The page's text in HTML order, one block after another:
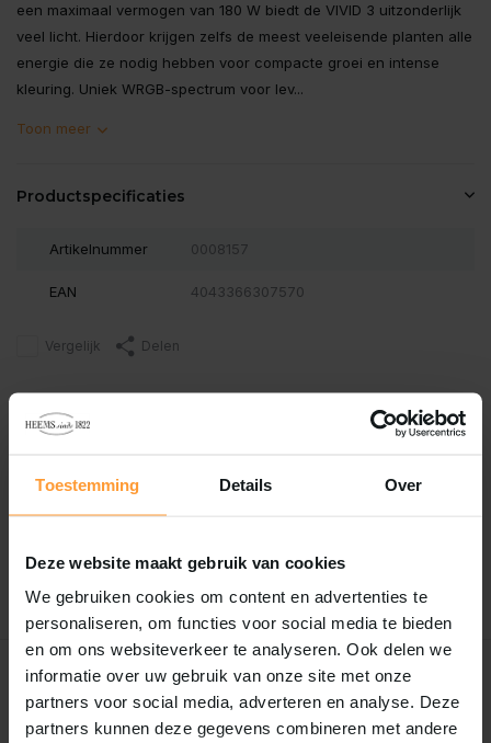
Toestemming Details Over
Deze website maakt gebruik van cookies
We gebruiken cookies om content en advertenties te
personaliseren, om functies voor social media te bieden
en om ons websiteverkeer te analyseren. Ook delen we
informatie over uw gebruik van onze site met onze
partners voor social media, adverteren en analyse. Deze
partners kunnen deze gegevens combineren met andere
een maximaal vermogen van 180 W biedt de VIVID 3 uitzonderlijk
veel licht. Hierdoor krijgen zelfs de meest veeleisende planten alle
energie die ze nodig hebben voor compacte groei en intense
kleuring. Uniek WRGB-spectrum voor lev...
Toon meer
Productspecificaties
Artikelnummer 0008157
EAN 4043366307570
Vergelijk Delen
Reviews
0/ Based on 0 reviews
Recent bekeken